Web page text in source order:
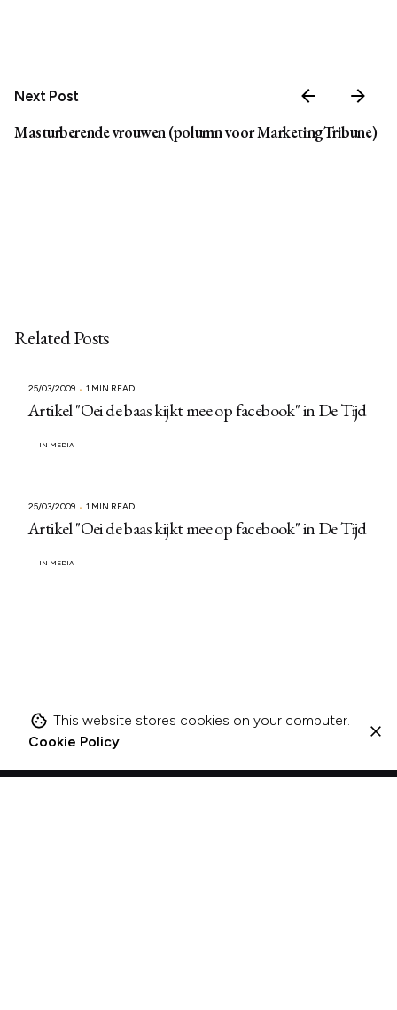
Next Post
Masturberende vrouwen (polumn voor MarketingTribune)
Related Posts
25/03/2009 1 MIN READ
Artikel "Oei de baas kijkt mee op facebook" in De Tijd
IN MEDIA
25/03/2009 1 MIN READ
Artikel "Oei de baas kijkt mee op facebook" in De Tijd
IN MEDIA
This website stores cookies on your computer.
Cookie Policy